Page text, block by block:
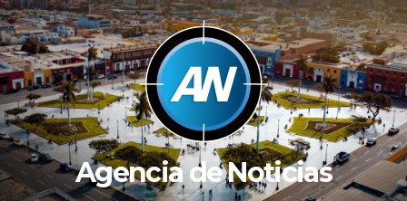
Agencia de Noticias